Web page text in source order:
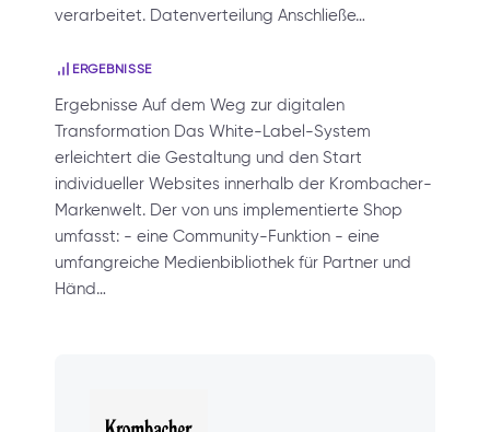
verarbeitet. Datenverteilung Anschließe…
ERGEBNISSE
Ergebnisse Auf dem Weg zur digitalen
Transformation Das White-Label-System
erleichtert die Gestaltung und den Start
individueller Websites innerhalb der Krombacher-
Markenwelt. Der von uns implementierte Shop
umfasst: - eine Community-Funktion - eine
umfangreiche Medienbibliothek für Partner und
Händ…